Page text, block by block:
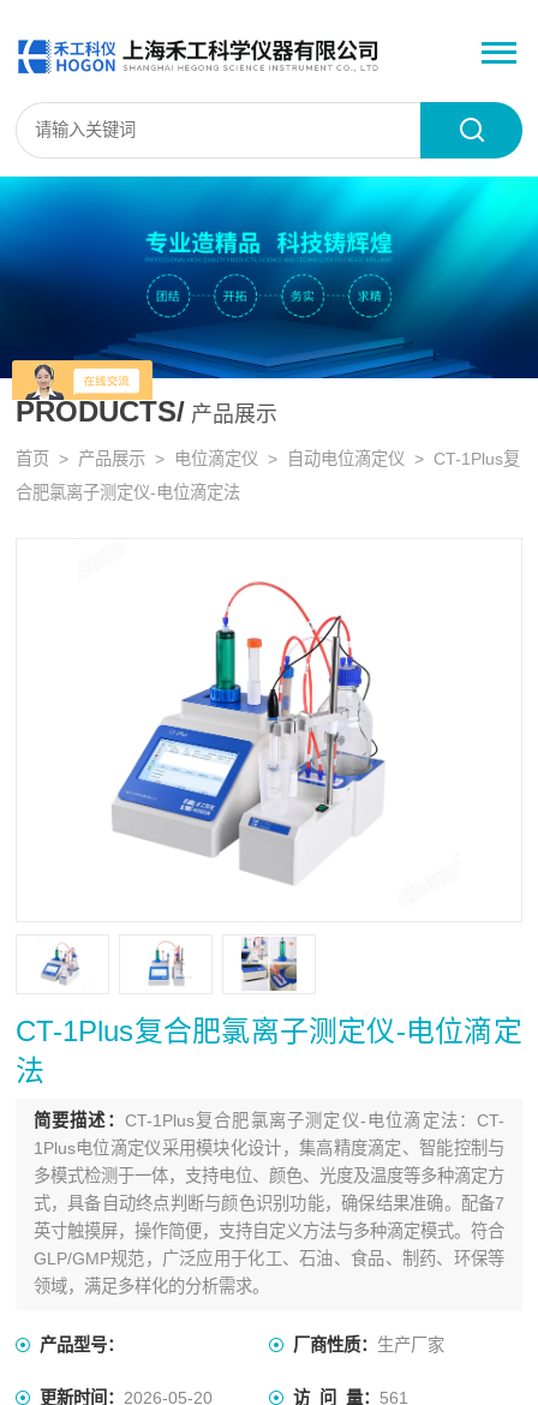
PRODUCTS/ 产品展示
首页 > 产品展示 > 电位滴定仪 > 自动电位滴定仪 > CT-1Plus复
合肥氯离子测定仪-电位滴定法
CT-1Plus复合肥氯离子测定仪-电位滴定
法
简要描述： CT-1Plus复合肥氯离子测定仪-电位滴定法：CT-
1Plus电位滴定仪采用模块化设计，集高精度滴定、智能控制与
多模式检测于一体，支持电位、颜色、光度及温度等多种滴定方
式，具备自动终点判断与颜色识别功能，确保结果准确。配备7
英寸触摸屏，操作简便，支持自定义方法与多种滴定模式。符合
GLP/GMP规范，广泛应用于化工、石油、食品、制药、环保等
领域，满足多样化的分析需求。
产品型号： 厂商性质： 生产厂家
更新时间：2026-05-20 访 问 量： 561